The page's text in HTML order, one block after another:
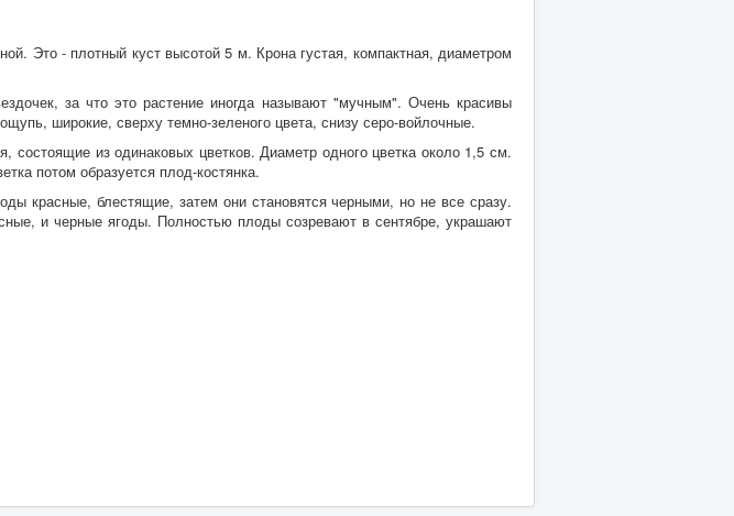
Это - плотный куст высотой 5 м. Крона густая, компактная, диаметром
за что это растение иногда называют "мучным". Очень красивы
широкие, сверху темно-зеленого цвета, снизу серо-войлочные.
из одинаковых цветков. Диаметр одного цветка около 1,5 см.
потом образуется плод-костянка.
красные, блестящие, затем они становятся черными, но не все сразу.
и черные ягоды. Полностью плоды созревают в сентябре, украшают